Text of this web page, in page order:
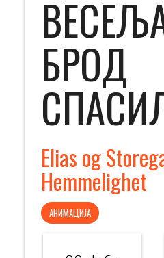
БРОД
Elias og
Hemmelighet
АНИМАЦИЈА